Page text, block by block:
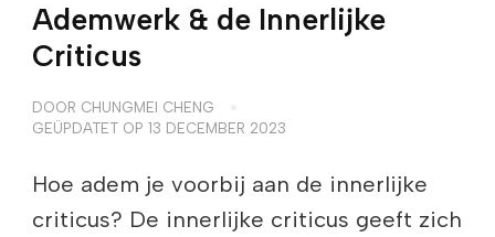
Ademwerk & de Innerlijke
Criticus
DOOR CHUNGMEI CHENG
GEÜPDATET OP 13 DECEMBER 2023
Hoe adem je voorbij aan de innerlijke
criticus? De innerlijke criticus geeft zich